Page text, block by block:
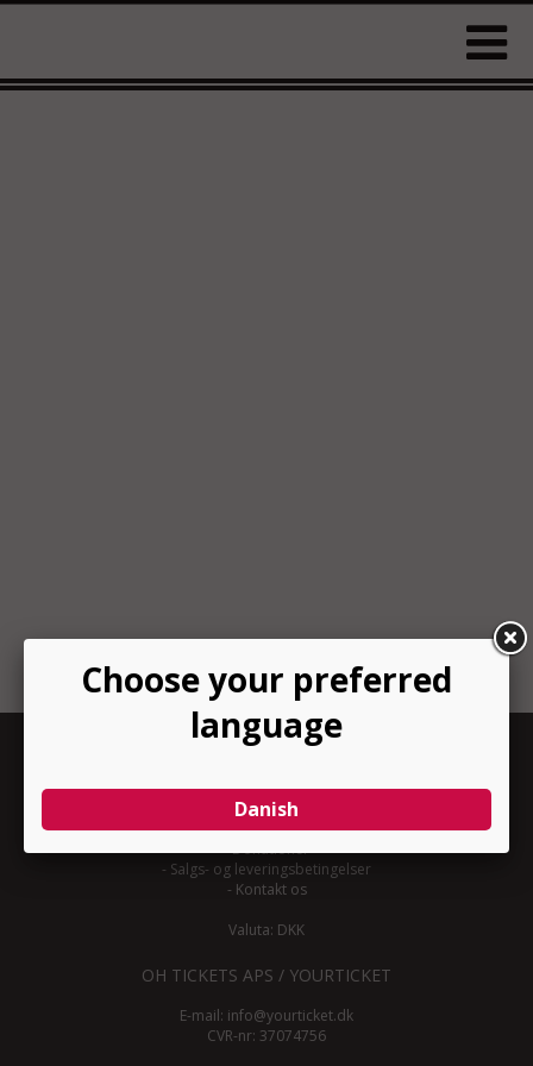
INFORMATION
-Om YourTicket
Bliv arrangør
-Arrangør login
-Donationer
- Salgs- og leveringsbetingelser
- Kontakt os
Valuta: DKK
OH TICKETS APS / YOURTICKET
E-mail: info@yourticket.dk
CVR-nr: 37074756